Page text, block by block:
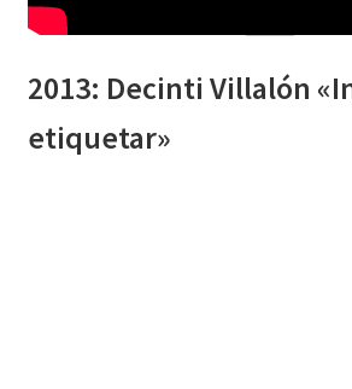
2013: Decinti Villalón
etiquetar»